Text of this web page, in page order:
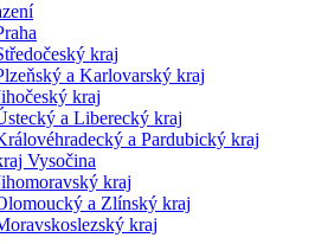
kraj
a Karlovarský kraj
kraj
a Liberecký kraj
a Pardubický kraj
Vysočina
kraj
a Zlínský kraj
kraj